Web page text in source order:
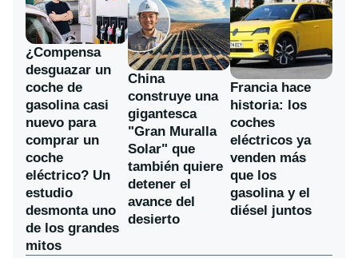
¿Compensa
desguazar un
coche de
gasolina casi
nuevo para
comprar un
coche
eléctrico? Un
estudio
desmonta uno
de los grandes
mitos
China
construye una
gigantesca
"Gran Muralla
Solar" que
también quiere
detener el
avance del
desierto
Francia hace
historia: los
coches
eléctricos ya
venden más
que los
gasolina y el
diésel juntos